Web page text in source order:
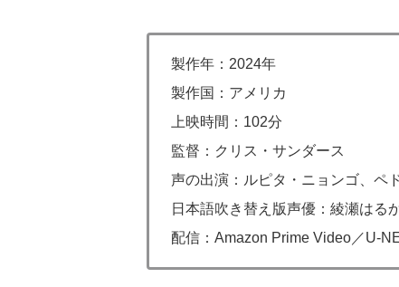
製作年：2024年
製作国：アメリカ
上映時間：102分
監督：クリス・サンダース
声の出演：ルピタ・ニョンゴ、ペ
日本語吹き替え版声優：綾瀬はる
配信：Amazon Prime Video／U-